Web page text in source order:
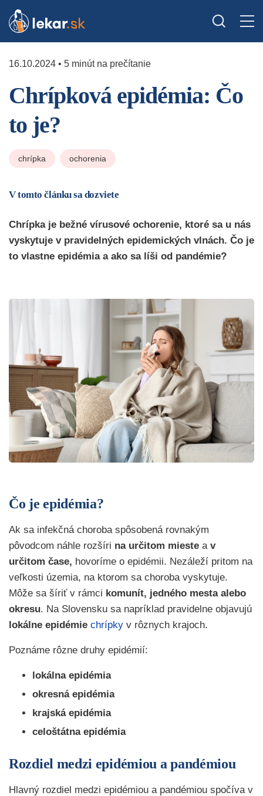
16.10.2024 • 5 minút na prečítanie
Chrípková epidémia: Čo
to je?
chrípka ochorenia
V tomto článku sa dozviete
Chrípka je bežné vírusové ochorenie, ktoré sa u nás
vyskytuje v pravidelných epidemických vlnách. Čo je
to vlastne epidémia a ako sa líši od pandémie?
Čo je epidémia?
Ak sa infekčná choroba spôsobená rovnakým
pôvodcom náhle rozšíri na určitom mieste a v
určitom čase, hovoríme o epidémii. Nezáleží pritom na
veľkosti územia, na ktorom sa choroba vyskytuje.
Môže sa šíriť v rámci komunít, jedného mesta alebo
okresu. Na Slovensku sa napríklad pravidelne objavujú
lokálne epidémie chrípky v rôznych krajoch.
Poznáme rôzne druhy epidémií:
lokálna epidémia
okresná epidémia
krajská epidémia
celoštátna epidémia
Rozdiel medzi epidémiou a pandémiou
Hlavný rozdiel medzi epidémiou a pandémiou spočíva v